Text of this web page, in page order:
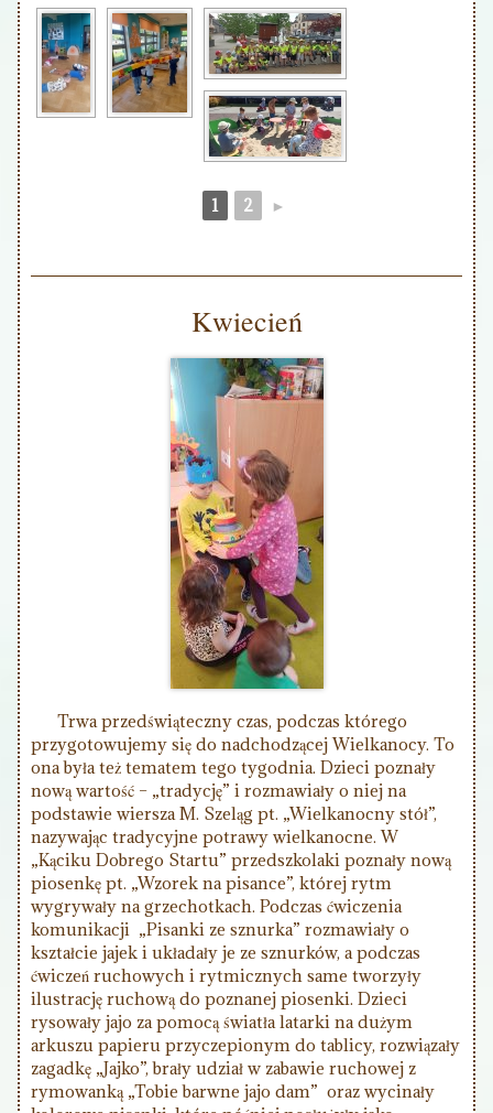
1 2 ►
Kwiecień
Trwa przedświąteczny czas, podczas którego
przygotowujemy się do nadchodzącej Wielkanocy. To
ona była też tematem tego tygodnia. Dzieci poznały
nową wartość – „tradycję” i rozmawiały o niej na
podstawie wiersza M. Szeląg pt. „Wielkanocny stół”,
nazywając tradycyjne potrawy wielkanocne. W
„Kąciku Dobrego Startu” przedszkolaki poznały nową
piosenkę pt. „Wzorek na pisance”, której rytm
wygrywały na grzechotkach. Podczas ćwiczenia
komunikacji „Pisanki ze sznurka” rozmawiały o
kształcie jajek i układały je ze sznurków, a podczas
ćwiczeń ruchowych i rytmicznych same tworzyły
ilustrację ruchową do poznanej piosenki. Dzieci
rysowały jajo za pomocą światła latarki na dużym
arkuszu papieru przyczepionym do tablicy, rozwiązały
zagadkę „Jajko”, brały udział w zabawie ruchowej z
rymowanką „Tobie barwne jajo dam” oraz wycinały